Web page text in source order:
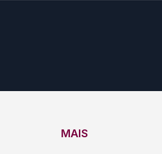
MAIS